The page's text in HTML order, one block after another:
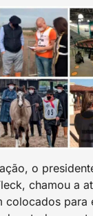
o
chamou a
colocados para